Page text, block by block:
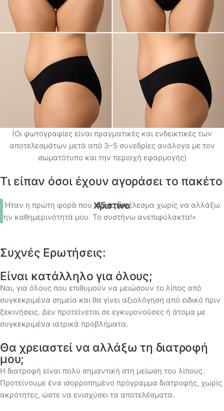
(Οι φωτογραφίες είναι πραγματικές και ενδεικτικές των
αποτελεσμάτων μετά από 3–5 συνεδρίες ανάλογα με τον
σωματότυπο και την περιοχή εφαρμογής)
Τι είπαν όσοι έχουν αγοράσει το πακέτο
Χριστίνα
45 ετών
«Ήταν η πρώτη φορά που είδα αποτέλεσμα χωρίς να αλλάξω
την καθημερινότητά μου. Το συστήνω ανεπιφύλακτα!»
Συχνές Ερωτήσεις:
Είναι κατάλληλο για όλους;
Ναι, για όλους που επιθυμούν να μειώσουν το λίπος από
συγκεκριμένα σημεία και θα γίνει αξιολόγηση από ειδικό πριν
ξεκινήσεις. Δεν προτείνεται σε εγκυμονούσες ή άτομα με
συγκεκριμένα ιατρικά προβλήματα.
Θα χρειαστεί να αλλάξω τη διατροφή
μου;
Η διατροφή είναι πολύ σημαντική στη μείωση του λίπους.
Προτείνουμε ένα ισορροπημένο πρόγραμμα διατροφής, χωρίς
ακρότητες, ώστε να ενισχύσει τα αποτελέσματα.